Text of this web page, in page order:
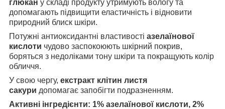
глюкан у складі продукту утримують вологу та
допомагають підвищити еластичність і відновити
природний блиск шкіри.
Потужні антиоксидантні властивості азелаїнової
кислоти чудово заспокоюють шкірний покрив,
боряться з недоліками тону шкіри та покращують колір
обличчя.
У свою чергу, екстракт клітин листя
сакури допомагає запобігти подразненням.
Активні інгредієнти: 1% азелаїнової кислоти, 2%